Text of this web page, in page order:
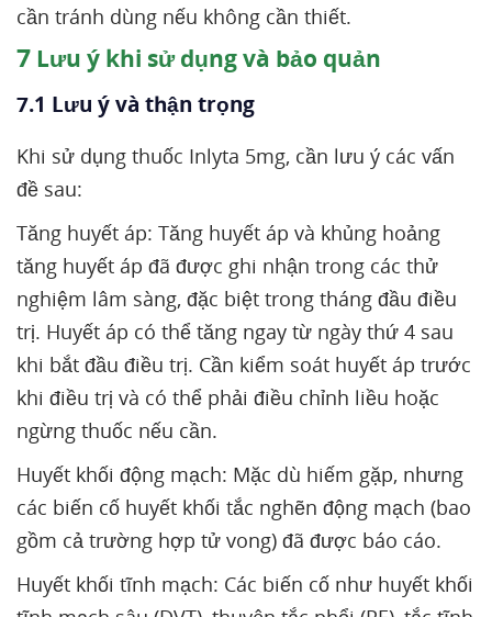
cần tránh dùng nếu không cần thiết.
7 Lưu ý khi sử dụng và bảo quản
7.1 Lưu ý và thận trọng
Khi sử dụng thuốc Inlyta 5mg, cần lưu ý các vấn
đề sau:
Tăng huyết áp: Tăng huyết áp và khủng hoảng
tăng huyết áp đã được ghi nhận trong các thử
nghiệm lâm sàng, đặc biệt trong tháng đầu điều
trị. Huyết áp có thể tăng ngay từ ngày thứ 4 sau
khi bắt đầu điều trị. Cần kiểm soát huyết áp trước
khi điều trị và có thể phải điều chỉnh liều hoặc
ngừng thuốc nếu cần.
Huyết khối động mạch: Mặc dù hiếm gặp, nhưng
các biến cố huyết khối tắc nghẽn động mạch (bao
gồm cả trường hợp tử vong) đã được báo cáo.
Huyết khối tĩnh mạch: Các biến cố như huyết khối